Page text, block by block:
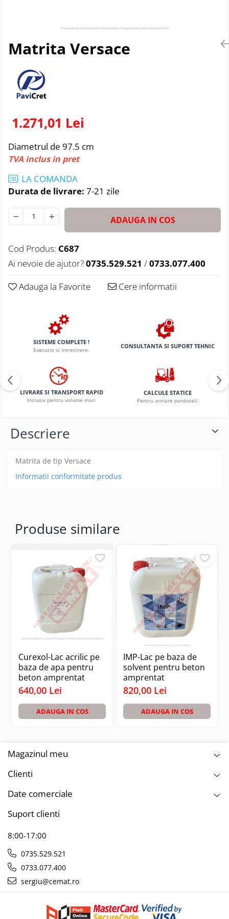
Matrita Versace
1.271,01 Lei
Diametrul de 97.5 cm
TVA inclus in pret
LA COMANDA
Durata de livrare: 7-21 zile
ADAUGA IN COS
Cod Produs: C687
Ai nevoie de ajutor?0735.529.521 /0733.077.400
Adauga la Favorite
Cere informatii
SISTEME COMPLETE !
Executie si intretinere.
CONSULTANTA SI SUPORT TEHNIC
LIVRARE SI TRANSPORT RAPID
Inclusiv pentru volume mari
CALCULE STATICE
Pentru armare pardoseli.
Descriere
Matrita de tip Versace
Informatii conformitate produs
Produse similare
Curexol-Lac acrilic pe
baza de apa pentru
beton amprentat
640,00 Lei
ADAUGA IN COS
IMP-Lac pe baza de
solvent pentru beton
amprentat
820,00 Lei
ADAUGA IN COS
Magazinul meu
Clienti
Date comerciale
Suport clienti
8:00-17:00
0735.529.521
0733.077.400
sergiu@cemat.ro